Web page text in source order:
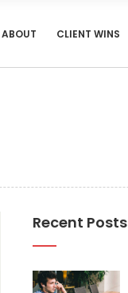
ABOUT CLIENT WINS
Recent Posts